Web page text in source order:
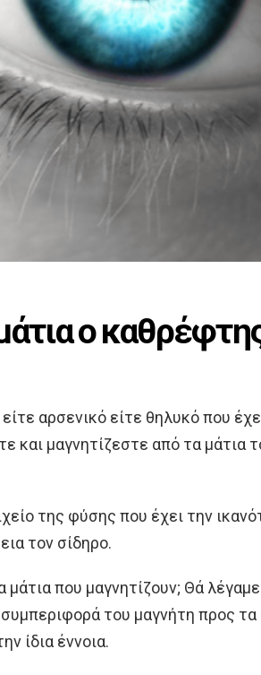
ο
αρσενικό είτε θηλυκό που
και μαγνητίζεστε από τα μάτια
της φύσης που έχει την
τον σίδηρο.
μάτια που μαγνητίζουν; Θά
του μαγνήτη προς τα
ίδια έννοια.